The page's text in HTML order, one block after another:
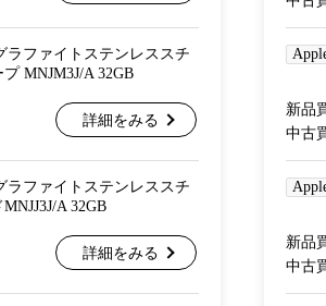
ラファイトステンレススチ
MNJM3J/A 32GB
詳細をみる
ラファイトステンレススチ
A 32GB
詳細をみる
新品
中古
新品
中古